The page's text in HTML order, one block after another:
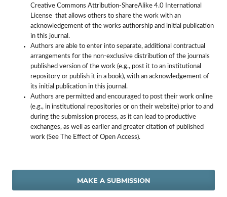
Creative Commons Attribution-ShareAlike 4.0 International
License that allows others to share the work with an
acknowledgement of the works authorship and initial publication
in this journal.
Authors are able to enter into separate, additional contractual
arrangements for the non-exclusive distribution of the journals
published version of the work (e.g., post it to an institutional
repository or publish it in a book), with an acknowledgement of
its initial publication in this journal.
Authors are permitted and encouraged to post their work online
(e.g., in institutional repositories or on their website) prior to and
during the submission process, as it can lead to productive
exchanges, as well as earlier and greater citation of published
work (See The Effect of Open Access).
MAKE A SUBMISSION